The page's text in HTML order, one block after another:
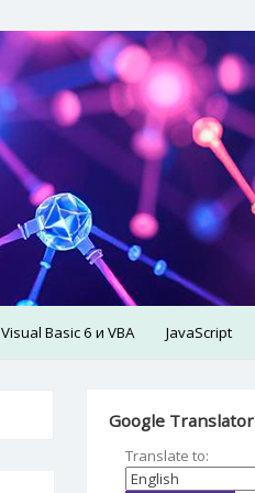
Visual Basic 6 и VBA JavaScript
Google Translator
Translate to: